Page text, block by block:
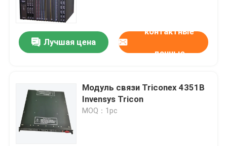
Лучшая цена
контактные
данные
Модуль связи Triconex 4351B
Invensys Tricon
MOQ：1pc